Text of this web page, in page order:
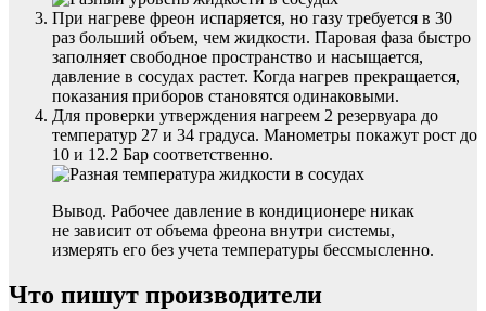
При нагреве фреон испаряется, но газу требуется в 30
раз больший объем, чем жидкости. Паровая фаза быстро
заполняет свободное пространство и насыщается,
давление в сосудах растет. Когда нагрев прекращается,
показания приборов становятся одинаковыми.
Для проверки утверждения нагреем 2 резервуара до
температур 27 и 34 градуса. Манометры покажут рост до
10 и 12.2 Бар соответственно.
Вывод. Рабочее давление в кондиционере никак
не зависит от объема фреона внутри системы,
измерять его без учета температуры бессмысленно.
Что пишут производители